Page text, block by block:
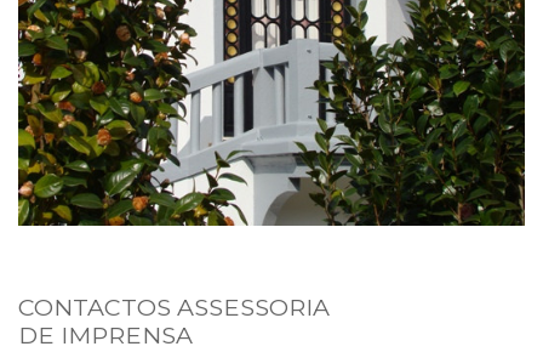
CONTACTOS ASSESSORIA
DE IMPRENSA